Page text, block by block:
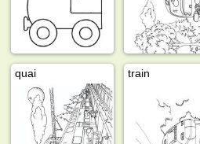
quai train